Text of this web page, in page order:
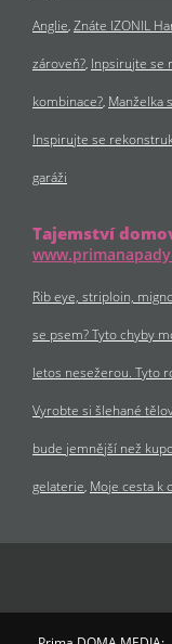
Anglie Znáte IZONIL
zároveň? Inpsirujte se
kombinace? Manželka
Inspirujte se
garáži
Tajemství
Rib eye, striploin,
se psem? Tyto chyby
letos nesežerou. Tyto
Vyrobte si šlehané
bude jemnější než
gelaterie Moje cesta k